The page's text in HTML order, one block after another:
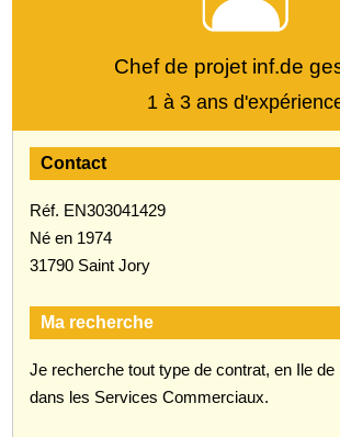
Chef de projet inf.de
1 à 3 ans
Contact
Réf. EN303041429
Né en 1974
31790 Saint Jory
Ma recherche
Je recherche tout type de contrat, en Ile de
dans les Services Commerciaux.